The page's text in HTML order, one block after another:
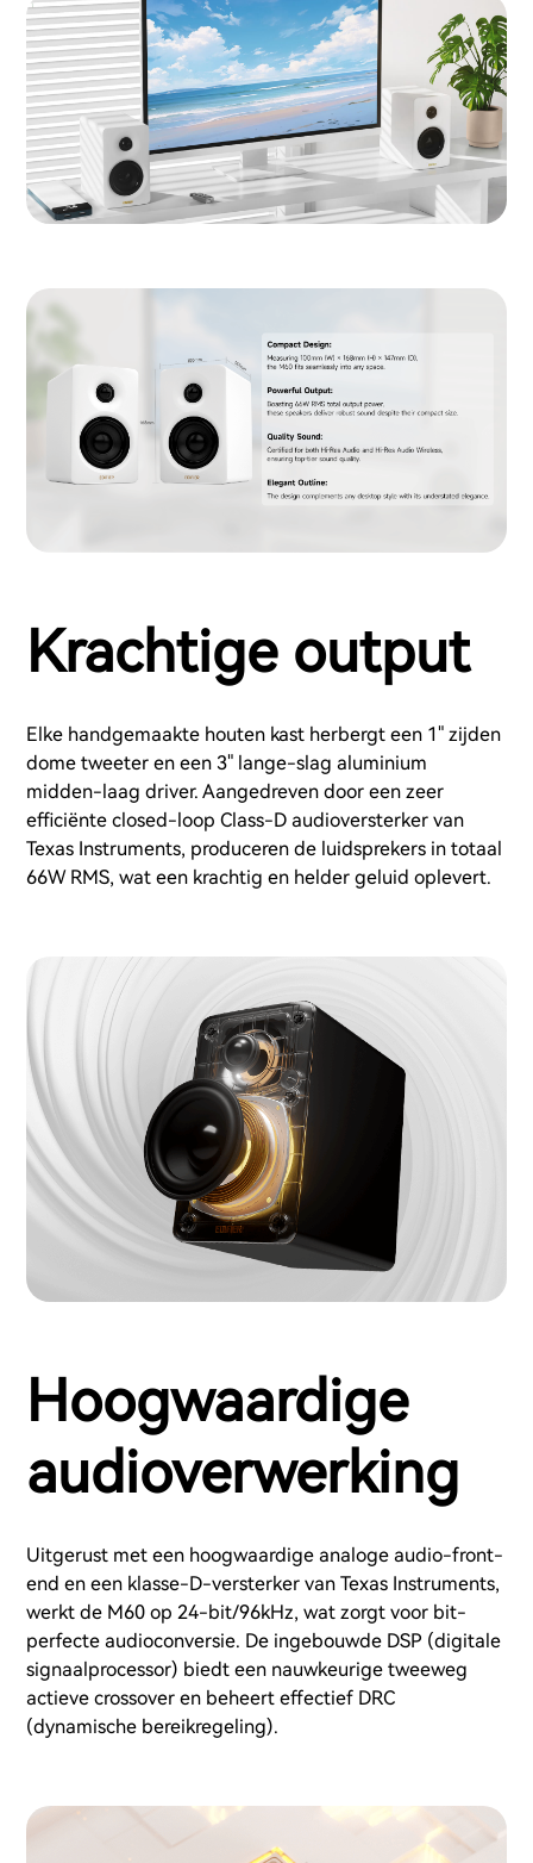
Krachtige output
Elke handgemaakte houten kast herbergt een 1" zijden
dome tweeter en een 3" lange-slag aluminium
midden-laag driver. Aangedreven door een zeer
efficiënte closed-loop Class-D audioversterker van
Texas Instruments, produceren de luidsprekers in totaal
66W RMS, wat een krachtig en helder geluid oplevert.
Hoogwaardige
audioverwerking
Uitgerust met een hoogwaardige analoge audio-front-
end en een klasse-D-versterker van Texas Instruments,
werkt de M60 op 24-bit/96kHz, wat zorgt voor bit-
perfecte audioconversie. De ingebouwde DSP (digitale
signaalprocessor) biedt een nauwkeurige tweeweg
actieve crossover en beheert effectief DRC
(dynamische bereikregeling).